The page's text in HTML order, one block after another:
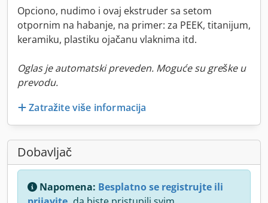
Opciono, nudimo i ovaj ekstruder sa setom
otpornim na habanje, na primer: za PEEK, titanijum,
keramiku, plastiku ojačanu vlaknima itd.
Oglas je automatski preveden. Moguće su greške u
prevodu.
Zatražite više informacija
Dobavljač
Napomena: Besplatno se registrujte ili